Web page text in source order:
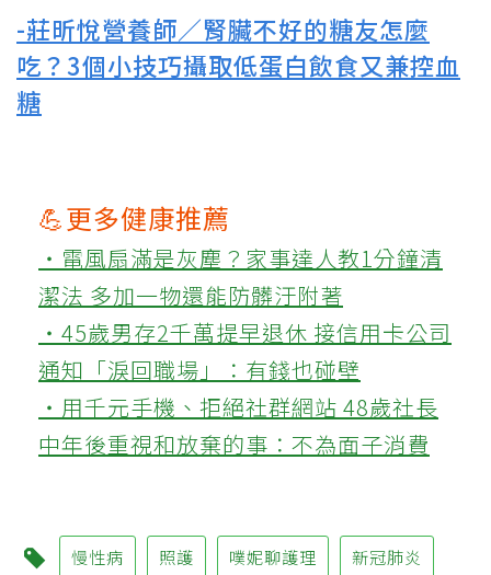
-莊昕悅營養師／腎臟不好的糖友怎麼
吃？3個小技巧攝取低蛋白飲食又兼控血
糖
💪更多健康推薦
‧電風扇滿是灰塵？家事達人教1分鐘清
潔法 多加一物還能防髒汙附著
‧45歲男存2千萬提早退休 接信用卡公司
通知「淚回職場」：有錢也碰壁
‧用千元手機、拒絕社群網站 48歲社長
中年後重視和放棄的事：不為面子消費
慢性病 照護 噗妮聊護理 新冠肺炎